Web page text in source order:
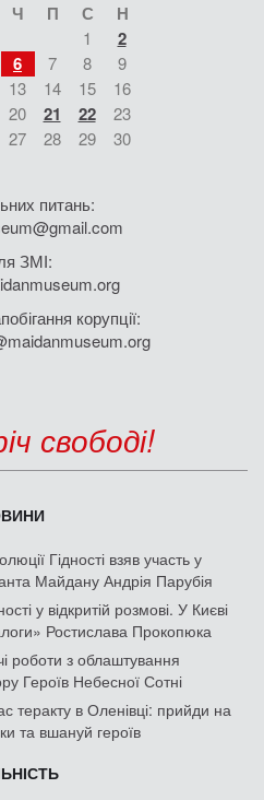
Ч П С Н
1 2
6 7 8
9
13 14 15
16
20 21 22
23
27 28 29
30
питань:
ЗМІ:
корупції:
свободі!
Гідності взяв участь у
Майдану Андрія Парубія
у відкритій розмові. У Києві
Ростислава Прокопюка
роботи з облаштування
Героїв Небесної Сотні
теракту в Оленівці: прийди на
та вшануй героїв